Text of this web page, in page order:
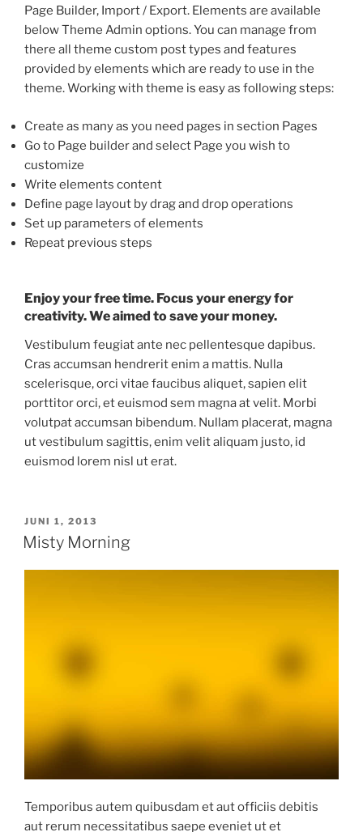
Page Builder, Import / Export. Elements are available
below Theme Admin options. You can manage from
there all theme custom post types and features
provided by elements which are ready to use in the
theme. Working with theme is easy as following steps:
Create as many as you need pages in section Pages
Go to Page builder and select Page you wish to
customize
Write elements content
Define page layout by drag and drop operations
Set up parameters of elements
Repeat previous steps
Enjoy your free time. Focus your energy for
creativity. We aimed to save your money.
Vestibulum feugiat ante nec pellentesque dapibus.
Cras accumsan hendrerit enim a mattis. Nulla
scelerisque, orci vitae faucibus aliquet, sapien elit
porttitor orci, et euismod sem magna at velit. Morbi
volutpat accumsan bibendum. Nullam placerat, magna
ut vestibulum sagittis, enim velit aliquam justo, id
euismod lorem nisl ut erat.
VERÖFFENTLICHT
AM
JUNI 1, 2013
Misty Morning
Temporibus autem quibusdam et aut officiis debitis
aut rerum necessitatibus saepe eveniet ut et